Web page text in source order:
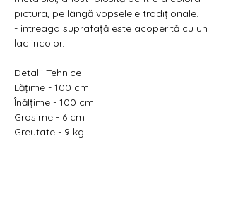
pictura, pe lângă vopselele tradiționale.
- intreaga suprafață este acoperită cu un
lac incolor.
Detalii Tehnice :
Lățime - 100 cm
Înălțime - 100 cm
Grosime - 6 cm
Greutate - 9 kg